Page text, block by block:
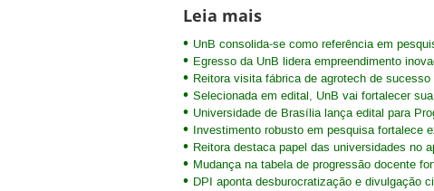
Leia mais
UnB consolida-se como referência em
Egresso da UnB lidera empreendimento
Reitora visita fábrica de agrotech de
Selecionada em edital, UnB vai fortalecer
Universidade de Brasília lança edital para
Investimento robusto em pesquisa fortalece
Reitora destaca papel das universidades no
Mudança na tabela de progressão docente
DPI aponta desburocratização e divulgação